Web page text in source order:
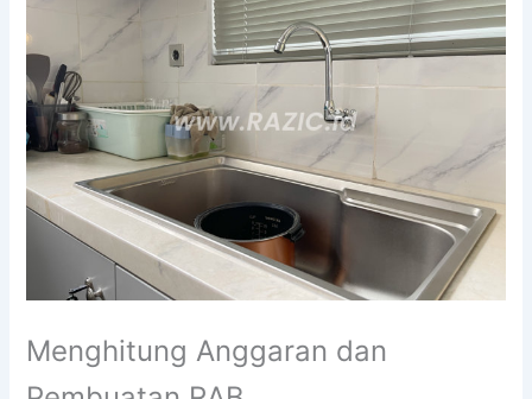
Menghitung Anggaran dan